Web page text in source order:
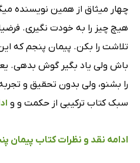
چهار میثاق از همین نویسنده
هیچ چیز را به خودت نگیری.
تلاشت را بکن. پیمان پنجم که
باش ولی یاد بگیر گوش بدهی.
را بشنو، ولی بدون تحقیق و
سبک کتاب ترکیبی از حکمت و و
ادامه نقد و نظرات کتاب پیمان